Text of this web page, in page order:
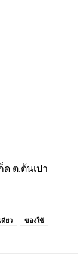
ด ต.ต้นเปา
ดียว
ของใช้